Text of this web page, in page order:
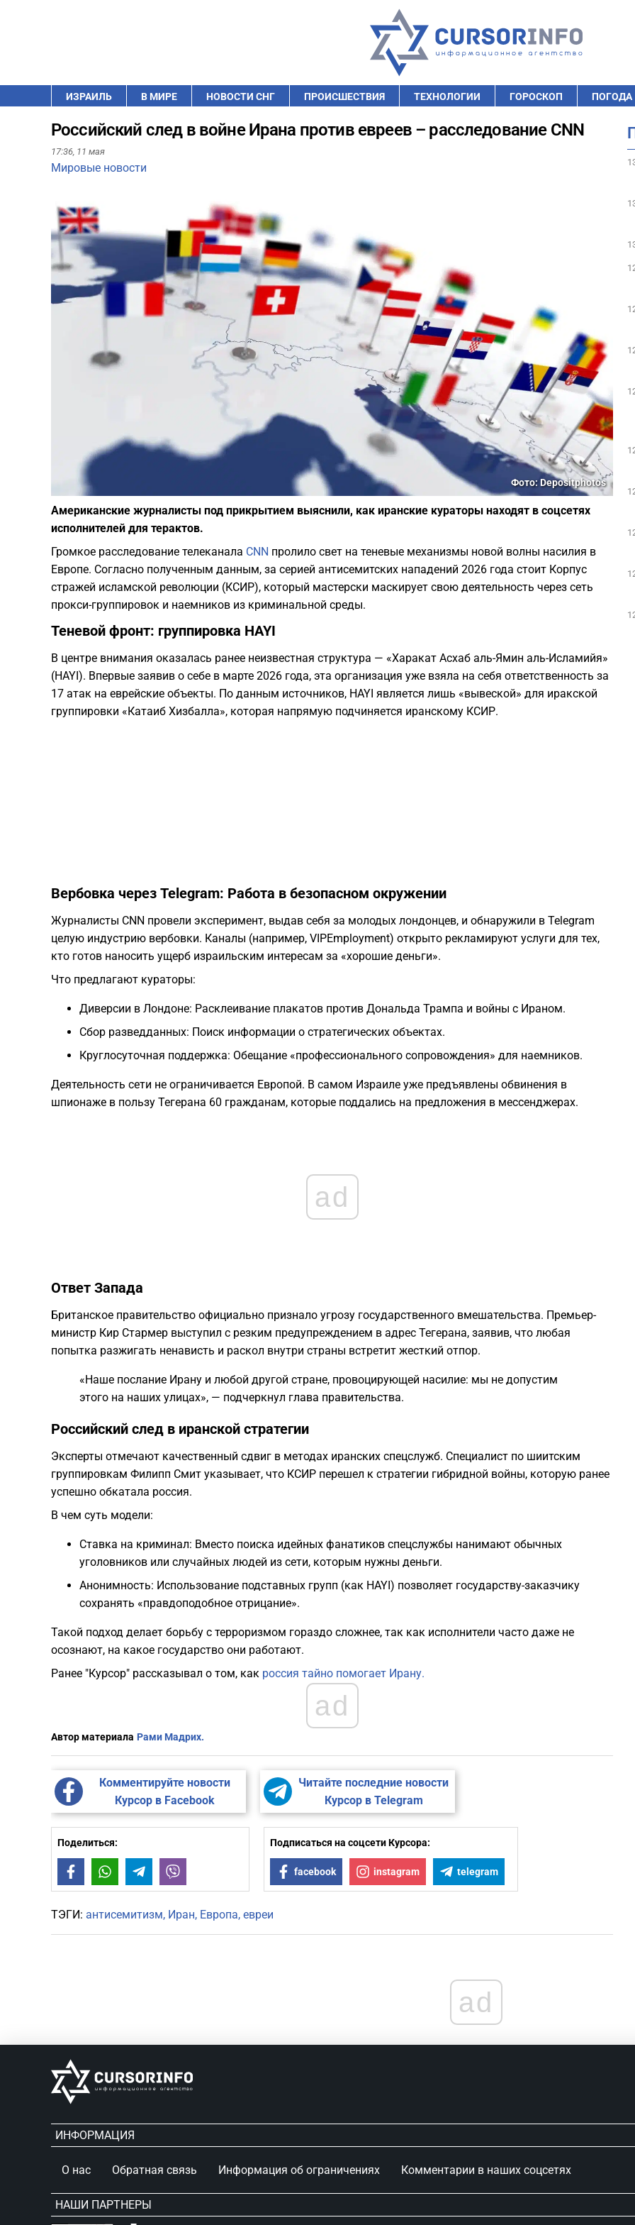
ИЗРАИЛЬ В МИРЕ НОВОСТИ СНГ ПРОИСШЕСТВИЯ ТЕХНОЛОГИИ ГОРОСКОП ПОГОДА
Российский след в войне Ирана против евреев – расследование CNN
17:36, 11 мая
Мировые новости
Фото: Depositphotos
Американские журналисты под прикрытием выяснили, как иранские кураторы находят в соцсетях
исполнителей для терактов.
Громкое расследование телеканала CNN пролило свет на теневые механизмы новой волны насилия в
Европе. Согласно полученным данным, за серией антисемитских нападений 2026 года стоит Корпус
стражей исламской революции (КСИР), который мастерски маскирует свою деятельность через сеть
прокси-группировок и наемников из криминальной среды.
Теневой фронт: группировка HAYI
В центре внимания оказалась ранее неизвестная структура — «Харакат Асхаб аль-Ямин аль-Исламийя»
(HAYI). Впервые заявив о себе в марте 2026 года, эта организация уже взяла на себя ответственность за
17 атак на еврейские объекты. По данным источников, HAYI является лишь «вывеской» для иракской
группировки «Катаиб Хизбалла», которая напрямую подчиняется иранскому КСИР.
Вербовка через Telegram: Работа в безопасном окружении
Журналисты CNN провели эксперимент, выдав себя за молодых лондонцев, и обнаружили в Telegram
целую индустрию вербовки. Каналы (например, VIPEmployment) открыто рекламируют услуги для тех,
кто готов наносить ущерб израильским интересам за «хорошие деньги».
Что предлагают кураторы:
Диверсии в Лондоне: Расклеивание плакатов против Дональда Трампа и войны с Ираном.
Сбор разведданных: Поиск информации о стратегических объектах.
Круглосуточная поддержка: Обещание «профессионального сопровождения» для наемников.
Деятельность сети не ограничивается Европой. В самом Израиле уже предъявлены обвинения в
шпионаже в пользу Тегерана 60 гражданам, которые поддались на предложения в мессенджерах.
ad
Ответ Запада
Британское правительство официально признало угрозу государственного вмешательства. Премьер-
министр Кир Стармер выступил с резким предупреждением в адрес Тегерана, заявив, что любая
попытка разжигать ненависть и раскол внутри страны встретит жесткий отпор.
«Наше послание Ирану и любой другой стране, провоцирующей насилие: мы не допустим
этого на наших улицах», — подчеркнул глава правительства.
Российский след в иранской стратегии
Эксперты отмечают качественный сдвиг в методах иранских спецслужб. Специалист по шиитским
группировкам Филипп Смит указывает, что КСИР перешел к стратегии гибридной войны, которую ранее
успешно обкатала россия.
В чем суть модели:
Ставка на криминал: Вместо поиска идейных фанатиков спецслужбы нанимают обычных
уголовников или случайных людей из сети, которым нужны деньги.
Анонимность: Использование подставных групп (как HAYI) позволяет государству-заказчику
сохранять «правдоподобное отрицание».
Такой подход делает борьбу с терроризмом гораздо сложнее, так как исполнители часто даже не
осознают, на какое государство они работают.
Ранее "Курсор" рассказывал о том, как россия тайно помогает Ирану.
ad
Автор материала Рами Мадрих.
Комментируйте новости
Курсор в Facebook
Читайте последние новости
Курсор в Telegram
Поделиться:
FacebookWhatsAppTelegram
Подписаться на соцсети Курсора:
facebook instagram telegram
ТЭГИ: антисемитизм Иран Европа евреи
ad
ИНФОРМАЦИЯ
О нас Обратная связь Информация об ограничениях Комментарии в наших соцсетях
НАШИ ПАРТНЕРЫ